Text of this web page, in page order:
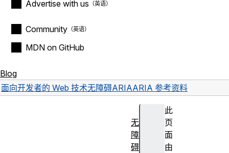
Advertise with us
Community
MDN on GitHub
Blog
面向开发者的 Web 技术无障碍ARIAARIA 参考资料
此
页
面
由
无
障
碍